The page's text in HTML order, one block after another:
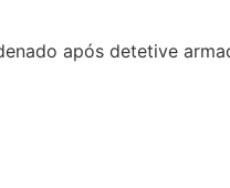
após detetive